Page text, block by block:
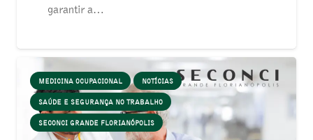
garantir a…
MEDICINA OCUPACIONAL NOTÍCIAS
SAÚDE E SEGURANÇA NO TRABALHO
SECONCI GRANDE FLORIANÓPOLIS